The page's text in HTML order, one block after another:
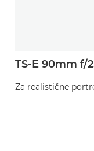
TS-E 90mm f/
Za realistične